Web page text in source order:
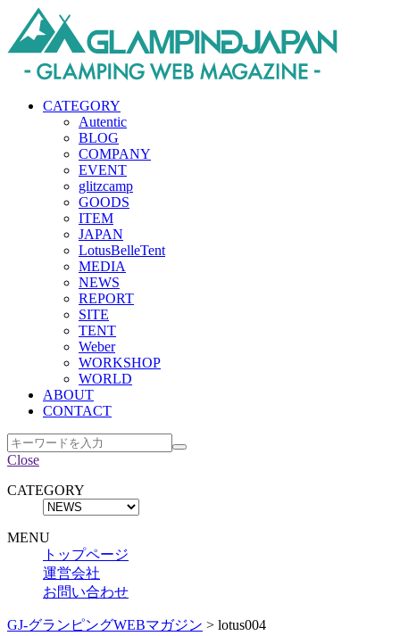
CATEGORY
Autentic
BLOG
COMPANY
EVENT
glitzcamp
GOODS
ITEM
JAPAN
LotusBelleTent
MEDIA
NEWS
REPORT
SITE
TENT
Weber
WORKSHOP
WORLD
ABOUT
CONTACT
Close
CATEGORY
MENU
トップページ
運営会社
お問い合わせ
GJ-グランピングWEBマガジン > lotus004